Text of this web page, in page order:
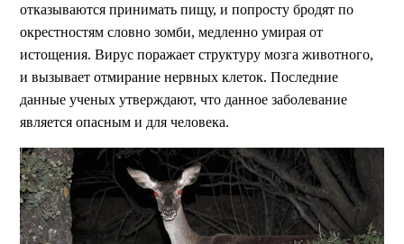
отказываются принимать пищу, и попросту бродят по
окрестностям словно зомби, медленно умирая от
истощения. Вирус поражает структуру мозга животного,
и вызывает отмирание нервных клеток. Последние
данные ученых утверждают, что данное заболевание
является опасным и для человека.